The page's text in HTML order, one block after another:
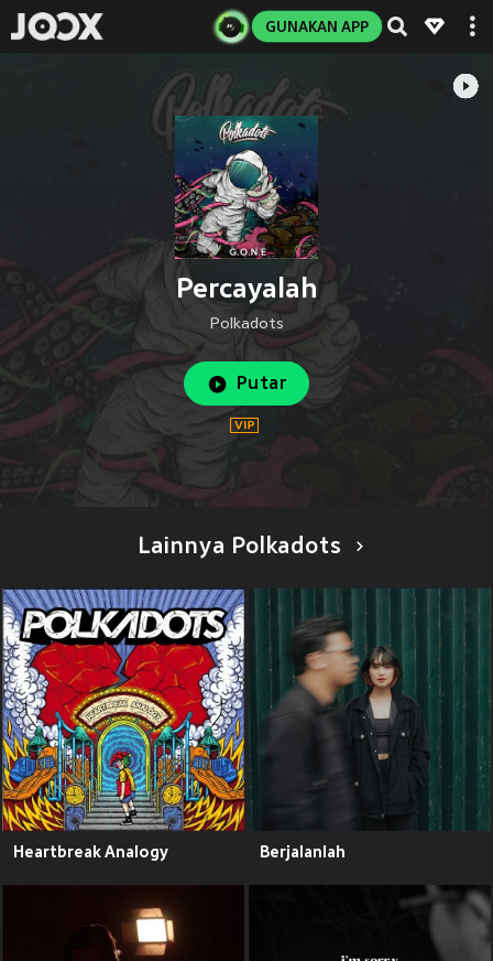
GUNAKAN APP
Percayalah
Polkadots
Putar
Lainnya Polkadots
Heartbreak Analogy Berjalanlah